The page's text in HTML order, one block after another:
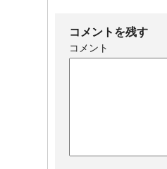
コメントを残す
コメント